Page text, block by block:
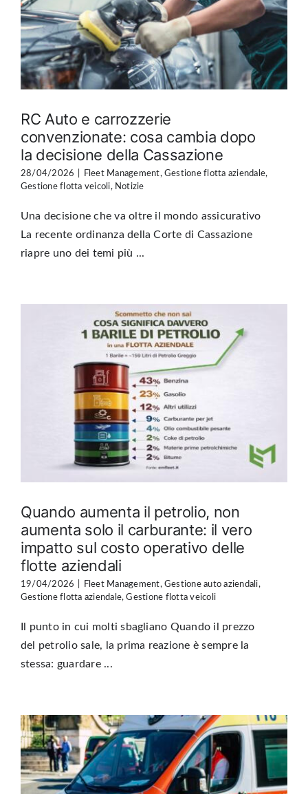
RC Auto e carrozzerie
convenzionate: cosa cambia dopo
la decisione della Cassazione
28/04/2026 Fleet Management, Gestione flotta aziendale,
Gestione flotta veicoli, Notizie
Una decisione che va oltre il mondo assicurativo
La recente ordinanza della Corte di Cassazione
riapre uno dei temi più ...
Quando aumenta il petrolio, non
aumenta solo il carburante: il vero
impatto sul costo operativo delle
flotte aziendali
19/04/2026 Fleet Management, Gestione auto aziendali,
Gestione flotta aziendale,Gestione flotta veicoli
Il punto in cui molti sbagliano Quando il prezzo
del petrolio sale, la prima reazione è sempre la
stessa: guardare ...